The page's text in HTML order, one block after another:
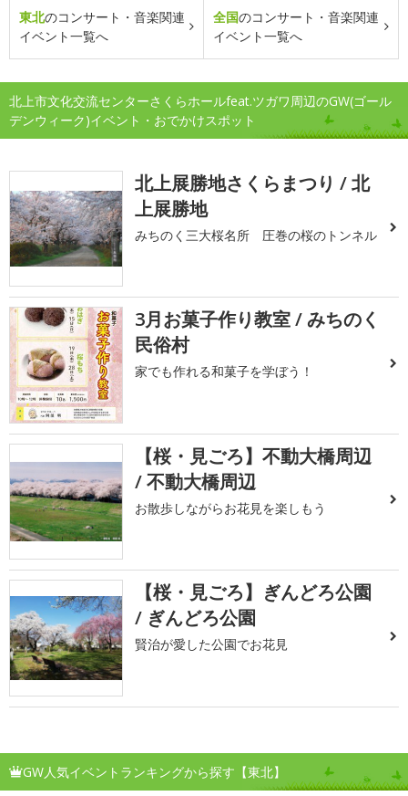
東北のコンサート・音楽関連
イベント一覧へ
全国のコンサート・音楽関連
イベント一覧へ
北上市文化交流センターさくらホールfeat.ツガワ周辺のGW(ゴール
デンウィーク)イベント・おでかけスポット
北上展勝地さくらまつり / 北
上展勝地
みちのく三大桜名所 圧巻の桜のトンネル
3月お菓子作り教室 / みちのく
民俗村
家でも作れる和菓子を学ぼう！
【桜・見ごろ】不動大橋周辺
/ 不動大橋周辺
お散歩しながらお花見を楽しもう
【桜・見ごろ】ぎんどろ公園
/ ぎんどろ公園
賢治が愛した公園でお花見
GW人気イベントランキングから探す【東北】